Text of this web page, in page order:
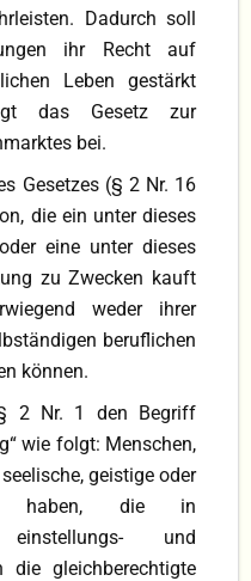
Dadurch soll
ihr Recht auf
Leben gestärkt
das Gesetz zur
bei.
Gesetzes (§ 2 Nr. 16
die ein unter dieses
eine unter dieses
zu Zwecken kauft
weder ihrer
beruflichen
können.
2 Nr. 1 den Begriff
wie folgt: Menschen,
geistige oder
haben, die in
und
die gleichberechtigte